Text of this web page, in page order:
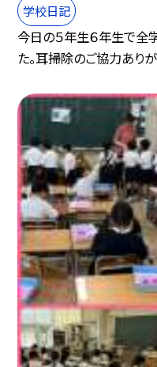
学校日記
今日の５年生６年生で全
た。耳掃除のご協力あり